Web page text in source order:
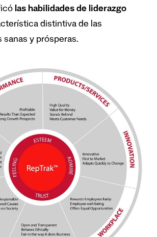
las habilidades de liderazgo
distintiva de las
sanas y prósperas.